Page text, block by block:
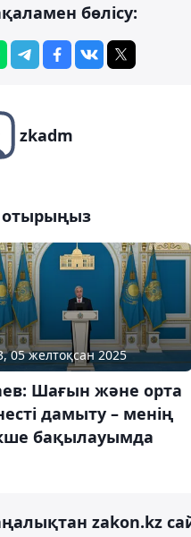
бөлісу:
zkadm
05 желтоқсан 2025
Шағын және орта
дамыту – менің
бақылауымда
zakon.kz